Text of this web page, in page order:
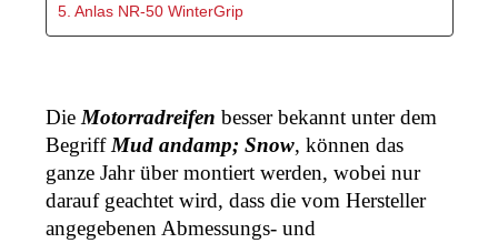
5. Anlas NR-50 WinterGrip
Die Motorradreifen besser bekannt unter dem
Begriff Mud andamp; Snow, können das
ganze Jahr über montiert werden, wobei nur
darauf geachtet wird, dass die vom Hersteller
angegebenen Abmessungs- und